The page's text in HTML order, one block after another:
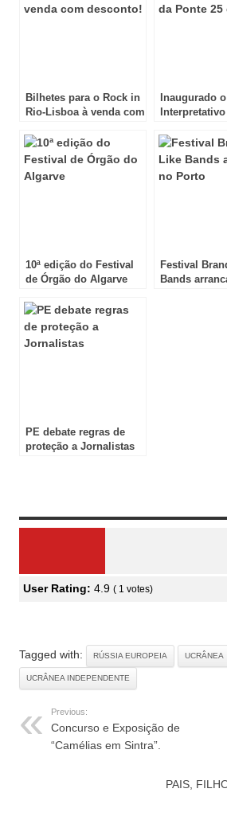
Bilhetes para o Rock in
Rio-Lisboa à venda com
Inaugurado
10ª edição do Festival
de Órgão do Algarve
Festival
Bands
PE debate regras de
proteção a Jornalistas
User Rating: 4.9 ( 1 votes)
Tagged with: RÚSSIA EUROPEIA UCRÂNEA
UCRÂNEA INDEPENDENTE
Previous:
Concurso e Exposição de
“Camélias em Sintra”.
PAIS,